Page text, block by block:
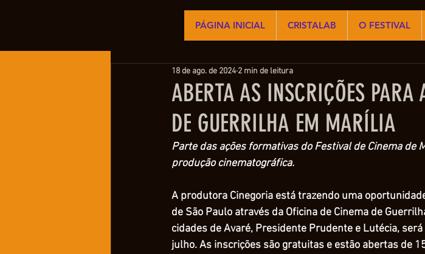
PÁGINA INICIAL CRISTALAB O FESTIVAL
ABERTA AS INSCRIÇÕES
DE GUERRILHA EM MARÍLIA
18 de ago. de 2024 2 min de leitura
Parte das ações formativas do Festival de Cinema de
produção cinematográfica.
A produtora Cinegoria está trazendo uma
de São Paulo através da Oficina de Cinema de
cidades de Avaré, Presidente Prudente e Lutécia,
julho. As inscrições são gratuitas e estão abertas de